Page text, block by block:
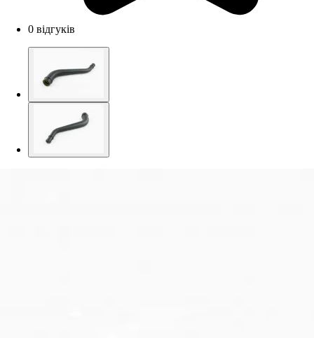
0 відгуків